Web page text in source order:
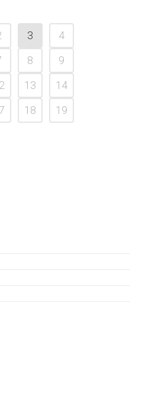
3
4
8
9
13
14
18 19